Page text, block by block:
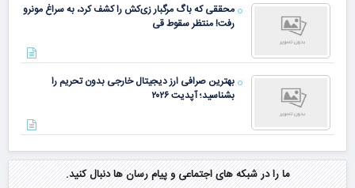
محققی که باگ مرگبار زی‌کش را کشف کرد، به سراغ مونرو
رفت! منتظر سقوط قی
بهترین صرافی ارز دیجیتال خارجی بدون تحریم را
بشناسید؛ آپدیت ۲۰۲۶
ما را در شبکه های اجتماعی و پیام رسان ها دنبال کنید.